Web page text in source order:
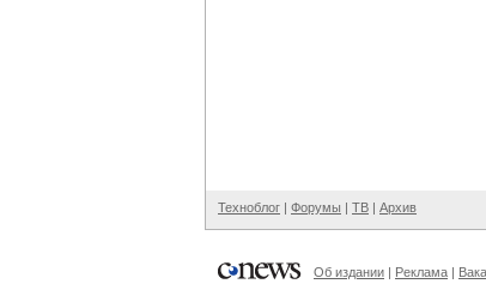
Техноблог | Форумы | ТВ | Архив
Об издании | Реклама |